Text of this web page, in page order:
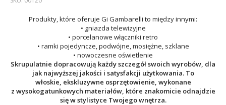
Produkty, które oferuje Gi Gambarelli to między innymi:
• gniazda telewizyjne
• porcelanowe włączniki retro
• ramki pojedyncze, podwójne, mosiężne, szklane
• nowoczesne oświetlenie
Skrupulatnie dopracowują każdy szczegół swoich wyrobów, dla
jak najwyższej jakości i satysfakcji użytkowania. To
włoskie, ekskluzywne osprzętowienie, wykonane
z wysokogatunkowych materiałów, które znakomicie odnajdzie
się w stylistyce Twojego wnętrza.